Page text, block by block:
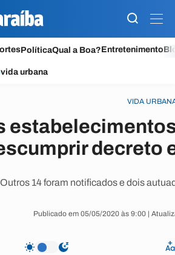
PolíticaQual a Boa?Entretenimento
vida urbana
VIDA
decreto
Outros 14 foram notificados e dois
Publicado em 05/05/2020 às 9:00 |